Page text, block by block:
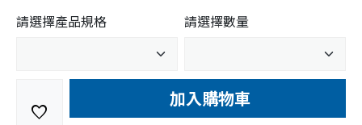
請選擇產品規格 請選擇數量
favorite
加入購物車